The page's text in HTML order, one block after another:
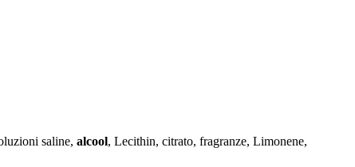
saline, alcool, Lecithin, citrato, fragranze, Limonene,